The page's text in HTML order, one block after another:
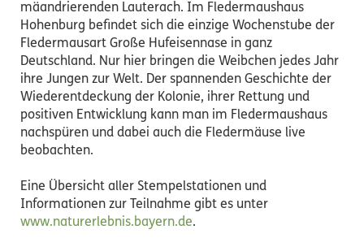
mäandrierenden Lauterach. Im Fledermaushaus
Hohenburg befindet sich die einzige Wochenstube der
Fledermausart Große Hufeisennase in ganz
Deutschland. Nur hier bringen die Weibchen jedes Jahr
ihre Jungen zur Welt. Der spannenden Geschichte der
Wiederentdeckung der Kolonie, ihrer Rettung und
positiven Entwicklung kann man im Fledermaushaus
nachspüren und dabei auch die Fledermäuse live
beobachten.
Eine Übersicht aller Stempelstationen und
Informationen zur Teilnahme gibt es unter
www.naturerlebnis.bayern.de.